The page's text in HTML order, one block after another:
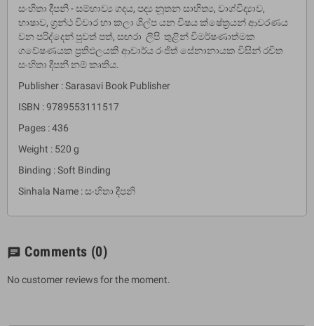
සංහිතා දීපනි - සම්භාව්‍ය ගදය, පද්‍ය නූතන සාහිත්‍ය, වාග්විද්‍යාව,
භාෂාව, ග්‍රන්ථ විචාර හා කලා ශිල්ප යන විෂය ක්ෂේත්‍රයන් ආවරණය
වන පරිද්දෙන් පුවත් පත්, සඟරා ලිපි තුළින් විමර්ෂණාත්මක
ගවේෂණයක ප්‍රතිඵලයකි ආචාර්ය රංජිත් සේනානායක විසින් රචිත
සංහිතා දීපනී නම් කෘතිය.
Publisher : Sarasavi Book Publisher
ISBN : 9789553111517
Pages : 436
Weight : 520 g
Binding : Soft Binding
Sinhala Name : සංහිතා දීපනි
chat Comments (0)
No customer reviews for the moment.